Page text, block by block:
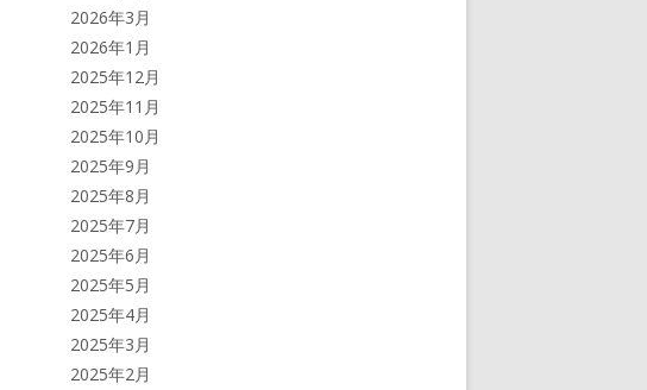
2026年3月
2026年1月
2025年12月
2025年11月
2025年10月
2025年9月
2025年8月
2025年7月
2025年6月
2025年5月
2025年4月
2025年3月
2025年2月